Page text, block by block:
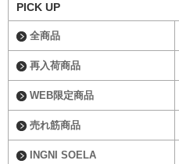
PICK UP
全商品
再入荷商品
WEB限定商品
売れ筋商品
INGNI SOELA